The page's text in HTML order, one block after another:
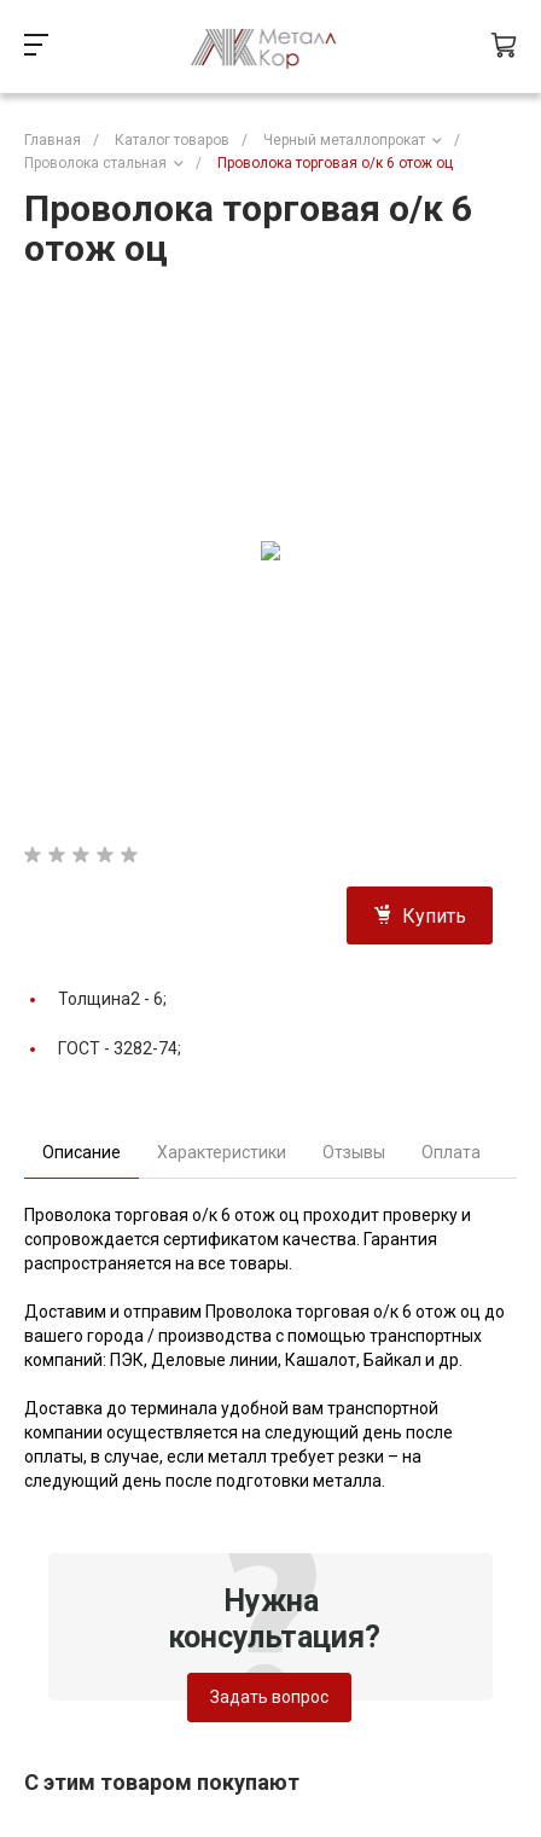
Главная / Каталог товаров / Черный металлопрокат
/
Проволока стальная
/ Проволока торговая о/к 6 отож оц
Проволока торговая о/к 6
отож оц
Купить
Толщина2 - 6;
ГОСТ - 3282-74;
Описание Характеристики Отзывы Оплата
Проволока торговая о/к 6 отож оц проходит проверку и
сопровождается сертификатом качества. Гарантия
распространяется на все товары.
Доставим и отправим Проволока торговая о/к 6 отож оц до
вашего города / производства с помощью транспортных
компаний: ПЭК, Деловые линии, Кашалот, Байкал и др.
Доставка до терминала удобной вам транспортной
компании осуществляется на следующий день после
оплаты, в случае, если металл требует резки – на
следующий день после подготовки металла.
Нужна
консультация?
Задать вопрос
С этим товаром покупают